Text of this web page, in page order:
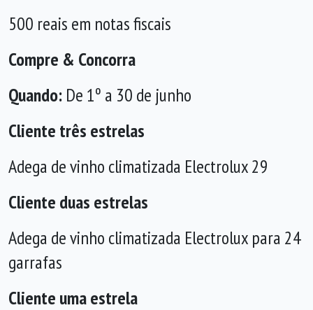
500 reais em notas fiscais
Compre & Concorra
Quando: De 1º a 30 de junho
Cliente três estrelas
Adega de vinho climatizada Electrolux 29
Cliente duas estrelas
Adega de vinho climatizada Electrolux para 24
garrafas
Cliente uma estrela